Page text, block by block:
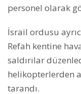
personel olarak
İsrail ordusu
Refah kentine
saldırılar
helikopterlerden
tarandı.